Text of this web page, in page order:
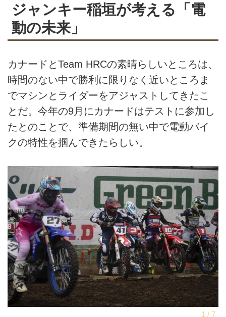
ジャンキー稲垣が考える「電
動の未来」
カナードとTeam HRCの素晴らしいところは、
時間のない中で勝利に限りなく近いところま
でマシンとライダーをアジャストしてきたこ
とだ。今年の9月にカナードはテストに参加し
たとのことで、準備期間の無い中で電動バイ
クの特性を掴んできたらしい。